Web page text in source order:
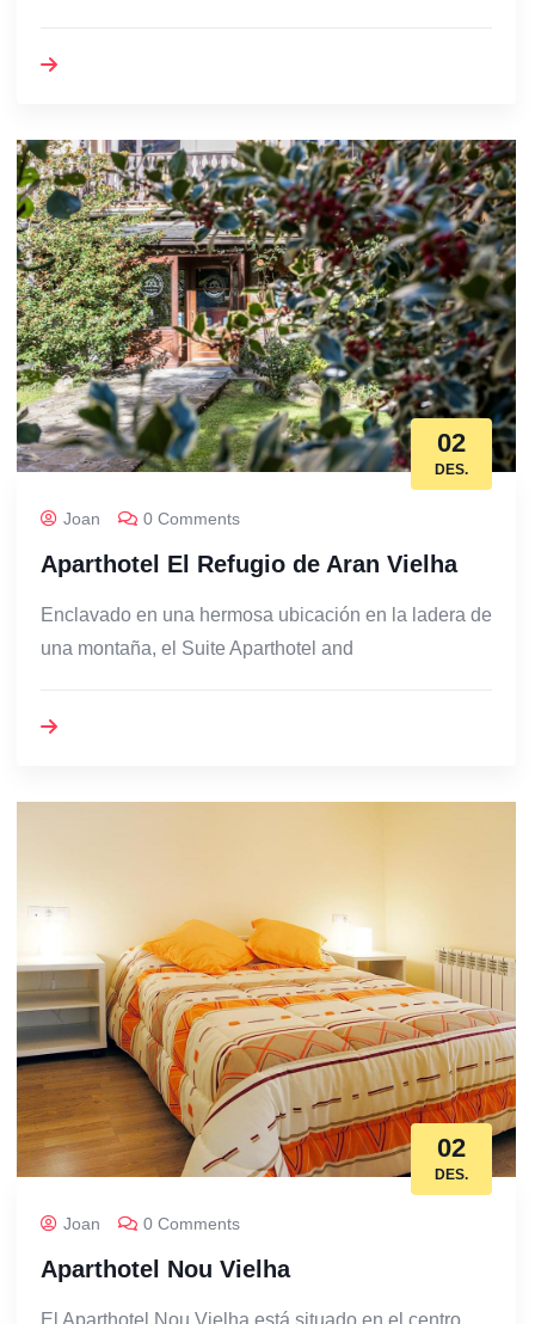
02
DES.
Joan 0 Comments
Aparthotel El Refugio de Aran Vielha
Enclavado en una hermosa ubicación en la ladera de
una montaña, el Suite Aparthotel and
02
DES.
Joan 0 Comments
Aparthotel Nou Vielha
El Aparthotel Nou Vielha está situado en el centro